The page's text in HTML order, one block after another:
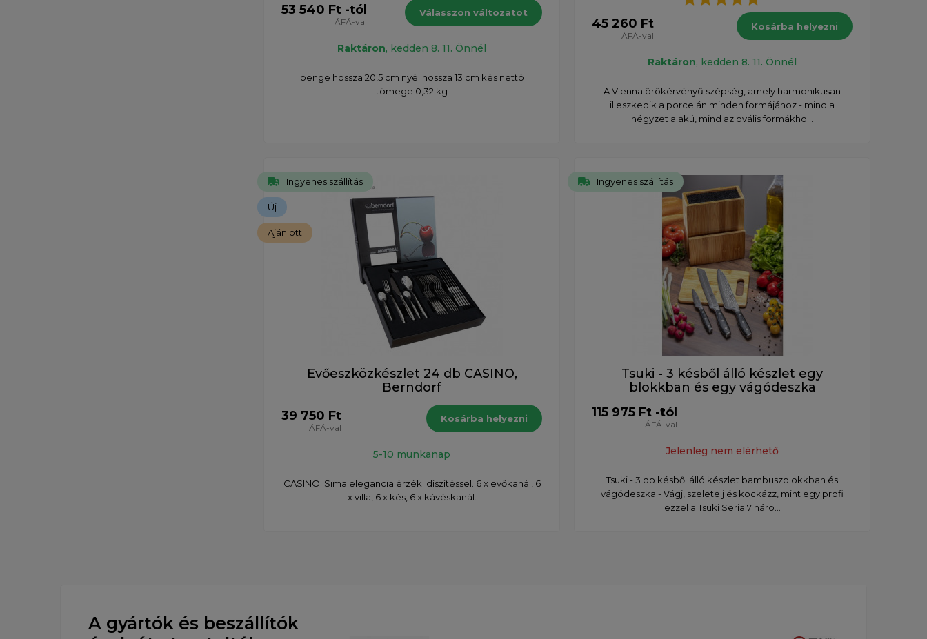
53 540 Ft -tól
ÁFÁ-val
Válasszon változatot
Raktáron, kedden 8. 11. Önnél
penge hossza 20,5 cm nyél hossza 13 cm kés nettó
tömege 0,32 kg
45 260 Ft
ÁFÁ-val
Kosárba helyezni
Raktáron, kedden 8. 11. Önnél
A Vienna örökérvényű szépség, amely harmonikusan
illeszkedik a porcelán minden formájához - mind a
négyzet alakú, mind az ovális formákho...
Ingyenes szállítás
Új
Ajánlott
Evőeszközkészlet 24 db CASINO,
Berndorf
39 750 Ft
ÁFÁ-val
Kosárba helyezni
5-10 munkanap
CASINO: Sima elegancia érzéki díszítéssel. 6 x evőkanál, 6
x villa, 6 x kés, 6 x kávéskanál.
Ingyenes szállítás
Tsuki - 3 késből álló készlet egy
blokkban és egy vágódeszka
115 975 Ft -tól
ÁFÁ-val
Jelenleg nem elérhető
Tsuki - 3 db késből álló készlet bambuszblokkban és
vágódeszka - Vágj, szeletelj és kockázz, mint egy profi
ezzel a Tsuki Seria 7 háro...
A gyártók és beszállítók